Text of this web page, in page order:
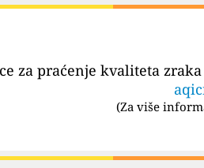
za praćenje kvaliteta
(Za više